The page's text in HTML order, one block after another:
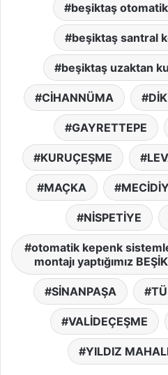
beşiktaş
beşiktaş santral
beşiktaş uzaktan
CİHANNÜMA
GAYRETTEPE
KURUÇEŞME
MAÇKA
NİSPETİYE
otomatik kepenk
montajı yaptığımız
SİNANPAŞA
VALİDEÇEŞME
YILDIZ